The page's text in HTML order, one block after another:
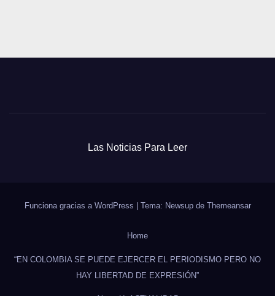
Las Noticias Para Leer
Funciona gracias a WordPress Tema: Newsup de Themeansar
Home
“EN COLOMBIA SE PUEDE EJERCER EL PERIODISMO PERO NO
HAY LIBERTAD DE EXPRESIÓN”